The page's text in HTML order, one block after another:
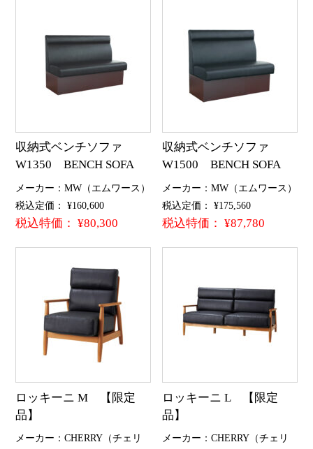
収納式ベンチソファ
W1350 BENCH SOFA
メーカー：MW（エムワース）
税込定価： ¥160,600
税込特価： ¥80,300
収納式ベンチソファ
W1500 BENCH SOFA
メーカー：MW（エムワース）
税込定価： ¥175,560
税込特価： ¥87,780
ロッキーニ M 【限定
品】
メーカー：CHERRY（チェリ
ロッキーニ L 【限定
品】
メーカー：CHERRY（チェリ